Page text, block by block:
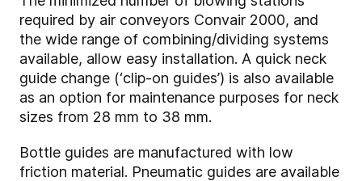
required by air conveyors Convair 2000, and
the wide range of combining/dividing systems
available, allow easy installation. A quick neck
guide change (‘clip-on guides’) is also available
as an option for maintenance purposes for neck
sizes from 28 mm to 38 mm.
Bottle guides are manufactured with low
friction material. Pneumatic guides are available